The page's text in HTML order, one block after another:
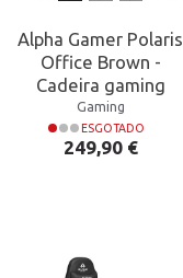
Alpha Gamer Polaris
Office Brown -
Cadeira gaming
Gaming
ESGOTADO
Preço
249,90 €